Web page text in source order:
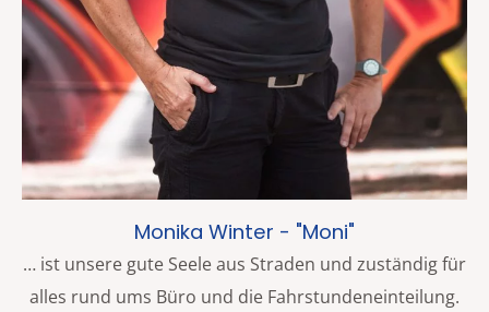
Monika Winter - "Moni"
… ist unsere gute Seele aus Straden und zuständig für
alles rund ums Büro und die Fahrstundeneinteilung.